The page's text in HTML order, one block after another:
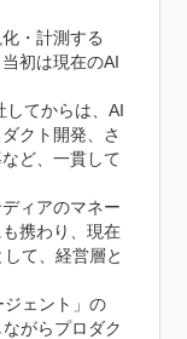
・計測する
初は現在のAI
してからは、AI
クト開発、さ
ど、一貫して
ィアのマネー
携わり、現在
て、経営層と
ェント」の
がらプロダク